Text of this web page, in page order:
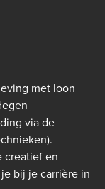
met loon
via de
creatief en
bij je carrière in